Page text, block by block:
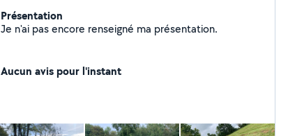
Présentation
Je n'ai pas encore renseigné ma présentation.
Aucun avis pour l'instant